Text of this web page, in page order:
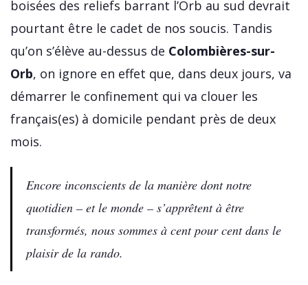
boisées des reliefs barrant l’Orb au sud devrait
pourtant être le cadet de nos soucis. Tandis
qu’on s’élève au-dessus de Colombières-sur-
Orb, on ignore en effet que, dans deux jours, va
démarrer le confinement qui va clouer les
français(es) à domicile pendant près de deux
mois.
Encore inconscients de la manière dont notre
quotidien – et le monde – s’apprêtent à être
transformés, nous sommes à cent pour cent dans le
plaisir de la rando.